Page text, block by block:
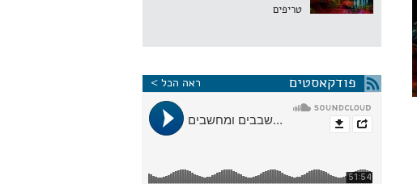
טריפים
פודקאסטים ראה הכל >